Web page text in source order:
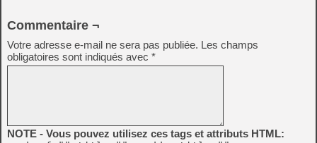
Commentaire ¬
Votre adresse e-mail ne sera pas publiée. Les champs
obligatoires sont indiqués avec *
NOTE - Vous pouvez utilisez ces tags et attributs HTML: